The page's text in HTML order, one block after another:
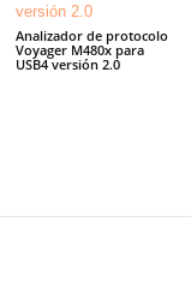
Analizador de protocolo
Voyager M480x para
USB4 versión 2.0